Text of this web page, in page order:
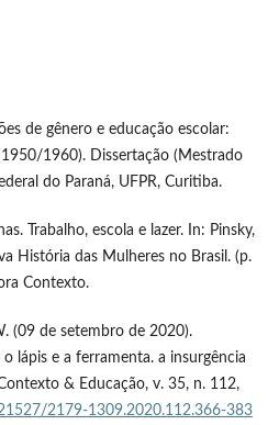
de gênero e educação escolar:
1960). Dissertação (Mestrado
do Paraná, UFPR, Curitiba.
Trabalho, escola e lazer. In: Pinsky,
História das Mulheres no Brasil. (p.
Contexto.
(09 de setembro de 2020).
lápis e a ferramenta. a insurgência
& Educação, v. 35, n. 112,
2179-1309.2020.112.366-383